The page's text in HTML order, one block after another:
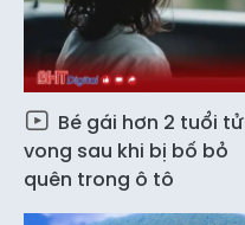
Bé gái hơn 2 tuổi tử
vong sau khi bị bố bỏ
quên trong ô tô